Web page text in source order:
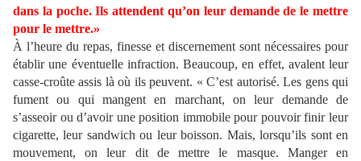
dans la poche. Ils attendent qu’on leur demande de le mettre
pour le mettre.»
À l’heure du repas, finesse et discernement sont nécessaires pour
établir une éventuelle infraction. Beaucoup, en effet, avalent leur
casse-croûte assis là où ils peuvent. « C’est autorisé. Les gens qui
fument ou qui mangent en marchant, on leur demande de
s’asseoir ou d’avoir une position immobile pour pouvoir finir leur
cigarette, leur sandwich ou leur boisson. Mais, lorsqu’ils sont en
mouvement, on leur dit de mettre le masque. Manger en